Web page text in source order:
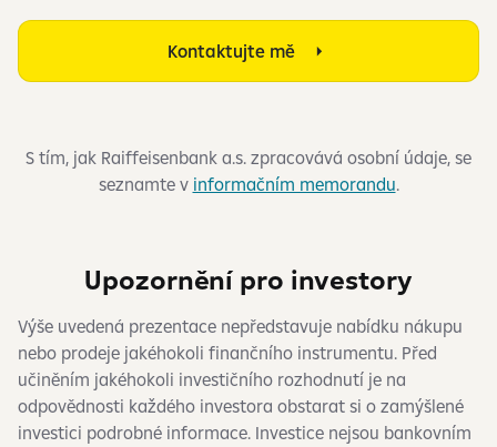
Kontaktujte mě
S tím, jak Raiffeisenbank a.s. zpracovává osobní údaje, se
seznamte v informačním memorandu.
Upozornění pro investory
Výše uvedená prezentace nepředstavuje nabídku nákupu
nebo prodeje jakéhokoli finančního instrumentu. Před
učiněním jakéhokoli investičního rozhodnutí je na
odpovědnosti každého investora obstarat si o zamýšlené
investici podrobné informace. Investice nejsou bankovním